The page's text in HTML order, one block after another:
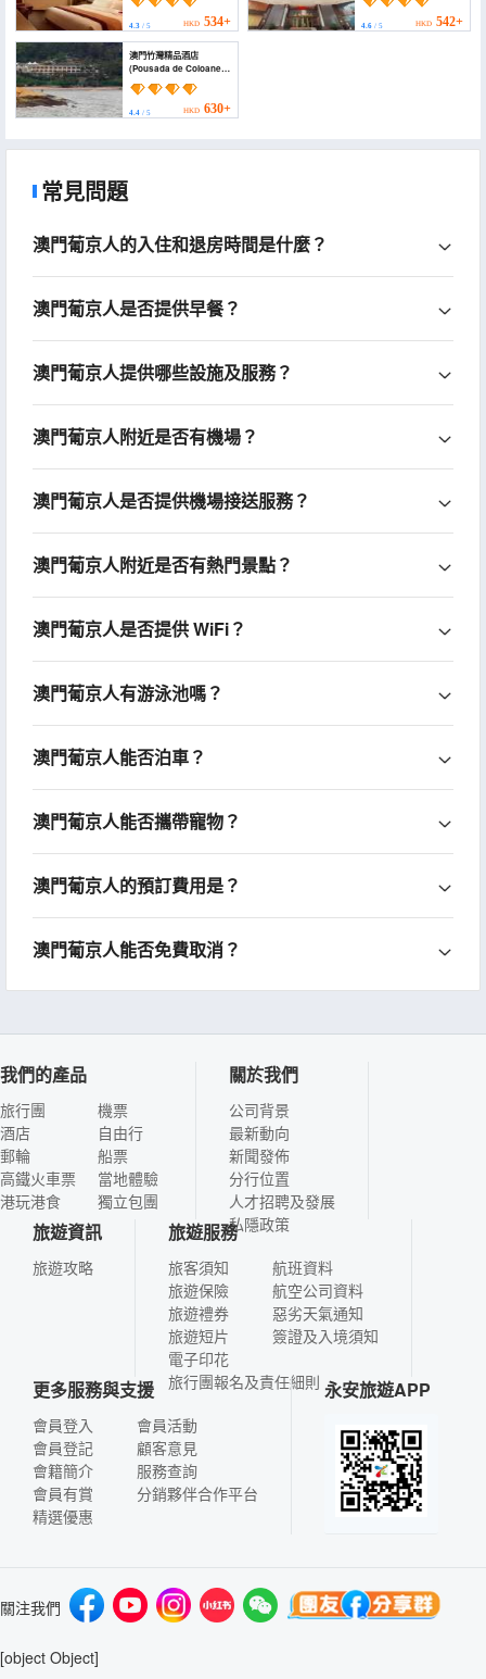
4.3 / 5 HKD 534+ 4.6/ 5 HKD 542+
澳門竹灣精品酒店
(Pousada de Coloane
Boutique Hotel)
4.4 / 5 HKD 630+
常見問題
澳門葡京人的入住和退房時間是什麼？
澳門葡京人是否提供早餐？
澳門葡京人提供哪些設施及服務？
澳門葡京人附近是否有機場？
澳門葡京人是否提供機場接送服務？
澳門葡京人附近是否有熱門景點？
澳門葡京人是否提供 WiFi？
澳門葡京人有游泳池嗎？
澳門葡京人能否泊車？
澳門葡京人能否攜帶寵物？
澳門葡京人的預訂費用是？
澳門葡京人能否免費取消？
我們的產品
旅行團
酒店
郵輪
高鐵火車票
港玩港食
機票
自由行
船票
當地體驗
獨立包團
關於我們
公司背景
最新動向
新聞發佈
分行位置
人才招聘及發展
私隱政策
旅遊資訊
旅遊攻略
旅遊服務
旅客須知
旅遊保險
旅遊禮券
旅遊短片
電子印花
航班資料
航空公司資料
惡劣天氣通知
簽證及入境須知
旅行團報名及責任細則
更多服務與支援
會員登入
會員登記
會籍簡介
會員有賞
精選優惠
會員活動
顧客意見
服務查詢
分銷夥伴合作平台
永安旅遊APP
關注我們
[object Object]